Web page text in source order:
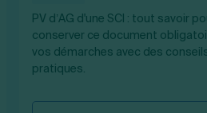
PV d’AG d'une SCI : tout savoir
conserver ce document
vos démarches avec des
pratiques.